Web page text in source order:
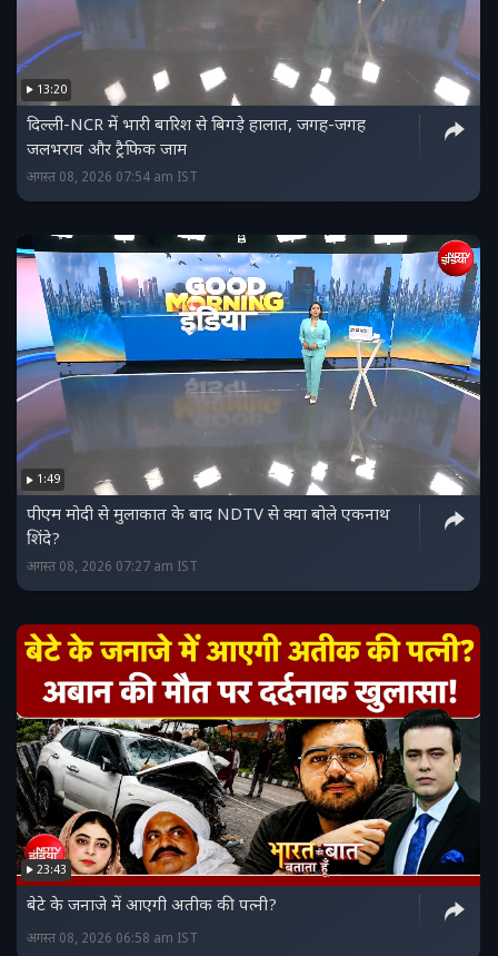
13:20
दिल्ली-NCR में भारी बारिश से बिगड़े हालात, जगह-जगह
जलभराव और ट्रैफिक जाम
अगस्त 08, 2026 07:54 am IST
1:49
पीएम मोदी से मुलाकात के बाद NDTV से क्या बोले एकनाथ
शिंदे?
अगस्त 08, 2026 07:27 am IST
23:43
बेटे के जनाजे में आएगी अतीक की पत्नी?
अगस्त 08, 2026 06:58 am IST